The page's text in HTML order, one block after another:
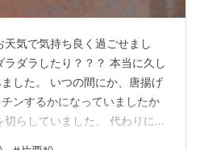
気で気持ち良く過ごせまし
ダラしたり？？？ 本当に久し
した。 いつの間にか、唐揚げ
ンするかになっていましたか
らしていました。 代わりに、